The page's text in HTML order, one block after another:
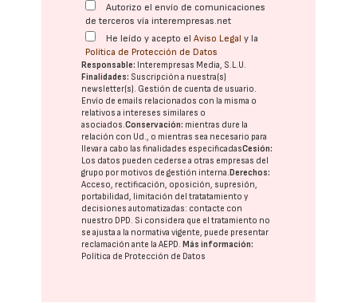
Autorizo el envío de comunicaciones
de terceros vía interempresas.net
He leído y acepto elAviso Legal y la
Política de Protección de Datos
Responsable: Interempresas Media, S.L.U.
Finalidades: Suscripción a nuestra(s)
newsletter(s). Gestión de cuenta de usuario.
Envío de emails relacionados con la misma o
relativos a intereses similares o
asociados.Conservación: mientras dure la
relación con Ud., o mientras sea necesario para
llevar a cabo las finalidades especificadasCesión:
Los datos pueden cederse a otras empresas del
grupo por motivos de gestión interna.Derechos:
Acceso, rectificación, oposición, supresión,
portabilidad, limitación del tratatamiento y
decisiones automatizadas: contacte con
nuestro DPD. Si considera que el tratamiento no
se ajusta a la normativa vigente, puede presentar
reclamación ante laAEPD.Más información:
Política de Protección de Datos